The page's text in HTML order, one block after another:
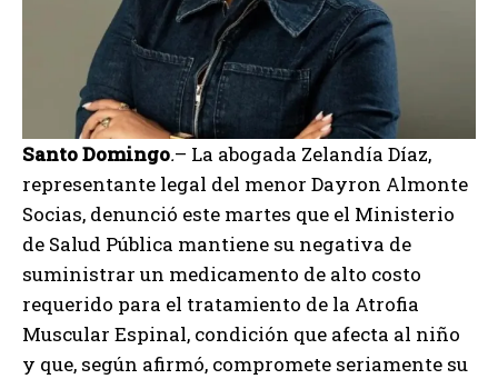
Santo Domingo.– La abogada Zelandía Díaz,
representante legal del menor Dayron Almonte
Socias, denunció este martes que el Ministerio
de Salud Pública mantiene su negativa de
suministrar un medicamento de alto costo
requerido para el tratamiento de la Atrofia
Muscular Espinal, condición que afecta al niño
y que, según afirmó, compromete seriamente su